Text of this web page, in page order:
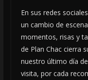
En sus redes
un cambio de
momentos, risas y
de Plan Chac cierra
nuestro último día
visita, por cada